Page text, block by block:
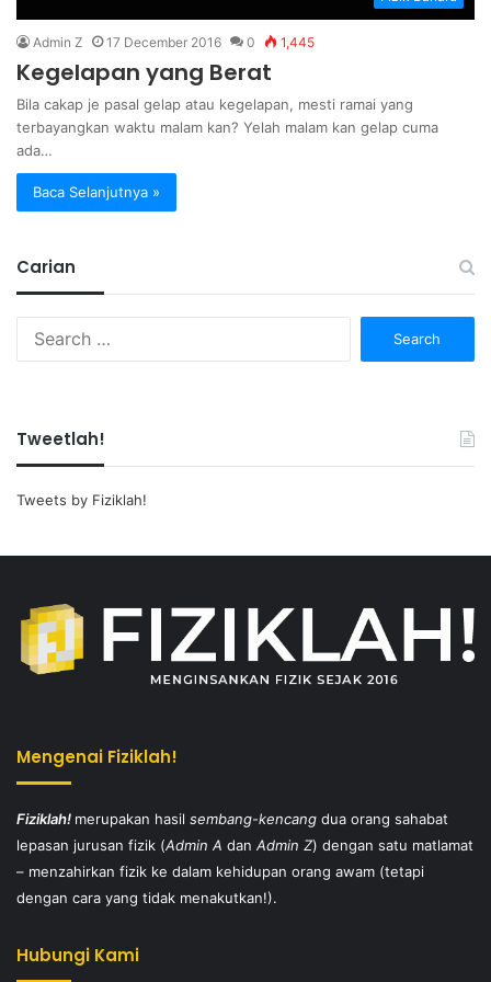
Admin Z 17 December 2016 0 1,445
Kegelapan yang Berat
Bila cakap je pasal gelap atau kegelapan, mesti ramai yang
terbayangkan waktu malam kan? Yelah malam kan gelap cuma
ada…
Baca Selanjutnya »
Carian
Tweetlah!
Tweets by Fiziklah!
Mengenai Fiziklah!
Fiziklah! merupakan hasil sembang-kencang dua orang sahabat
lepasan jurusan fizik (Admin A dan Admin Z) dengan satu matlamat
– menzahirkan fizik ke dalam kehidupan orang awam (tetapi
dengan cara yang tidak menakutkan!).
Hubungi Kami